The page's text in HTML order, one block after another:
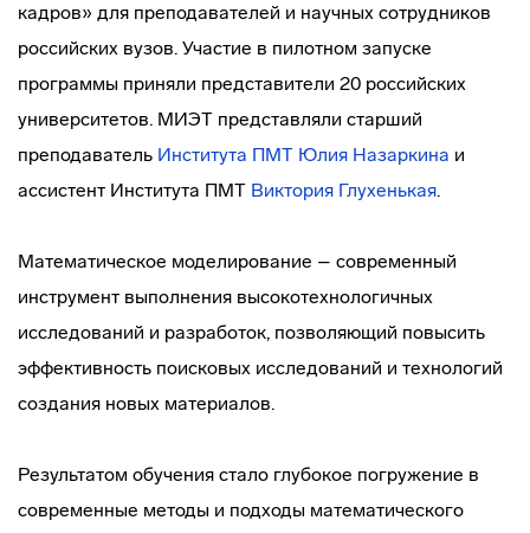
кадров» для преподавателей и научных сотрудников
российских вузов. Участие в пилотном запуске
программы приняли представители 20 российских
университетов. МИЭТ представляли старший
преподаватель Института ПМТ Юлия Назаркина и
ассистент Института ПМТ Виктория Глухенькая.
Математическое моделирование – современный
инструмент выполнения высокотехнологичных
исследований и разработок, позволяющий повысить
эффективность поисковых исследований и технологий
создания новых материалов.
Результатом обучения стало глубокое погружение в
современные методы и подходы математического